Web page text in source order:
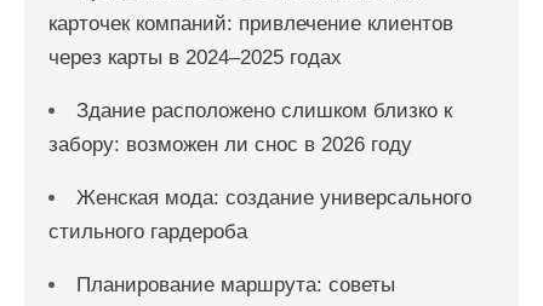
карточек компаний: привлечение клиентов
через карты в 2024–2025 годах
Здание расположено слишком близко к
забору: возможен ли снос в 2026 году
Женская мода: создание универсального
стильного гардероба
Планирование маршрута: советы